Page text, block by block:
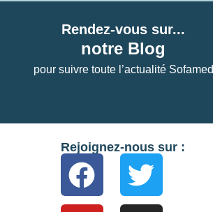
Rendez-vous sur...
notre Blog
pour suivre toute l’actualité Sofamed
Rejoignez-nous sur :